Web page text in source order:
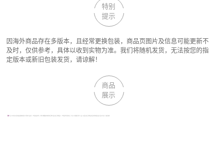
特别
提示
因海外商品存在多版本，且经常更换包装，商品页图片及信息可能更新不
及时，仅供参考，具体以收到实物为准。我们将随机发货，无法按您的指
定版本或新旧包装发货，请谅解！
商品
展示